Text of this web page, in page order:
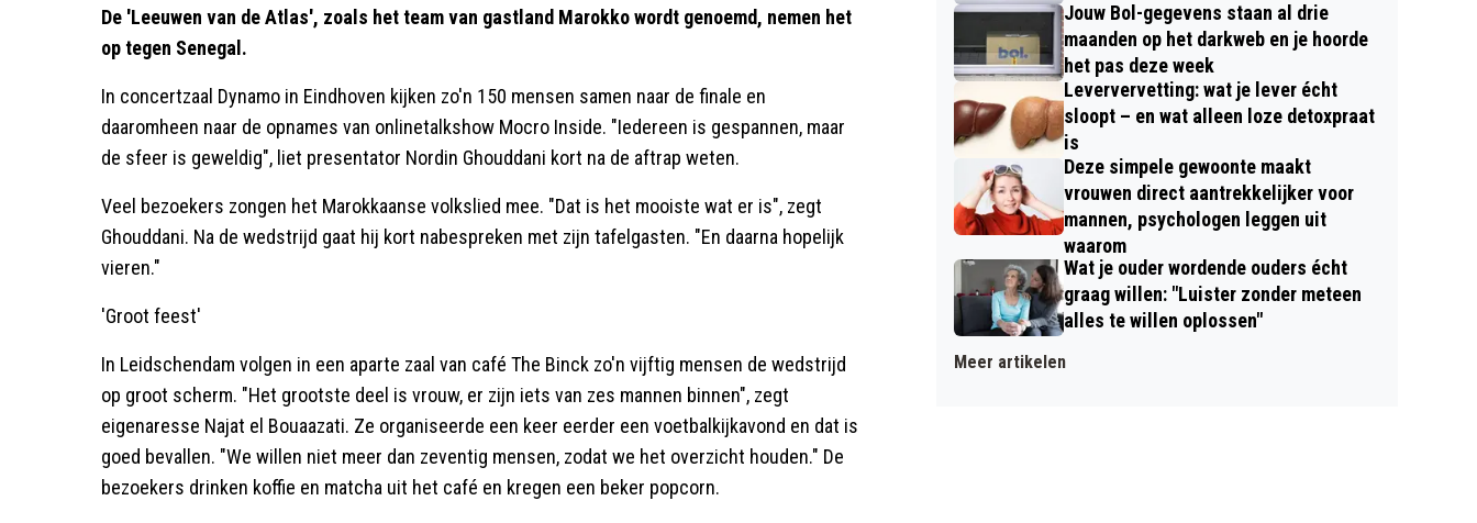
De 'Leeuwen van de Atlas', zoals het team van gastland Marokko wordt genoemd, nemen het
op tegen Senegal.
In concertzaal Dynamo in Eindhoven kijken zo'n 150 mensen samen naar de finale en
daaromheen naar de opnames van onlinetalkshow Mocro Inside. "Iedereen is gespannen, maar
de sfeer is geweldig", liet presentator Nordin Ghouddani kort na de aftrap weten.
Veel bezoekers zongen het Marokkaanse volkslied mee. "Dat is het mooiste wat er is", zegt
Ghouddani. Na de wedstrijd gaat hij kort nabespreken met zijn tafelgasten. "En daarna hopelijk
vieren."
'Groot feest'
In Leidschendam volgen in een aparte zaal van café The Binck zo'n vijftig mensen de wedstrijd
op groot scherm. "Het grootste deel is vrouw, er zijn iets van zes mannen binnen", zegt
eigenaresse Najat el Bouaazati. Ze organiseerde een keer eerder een voetbalkijkavond en dat is
goed bevallen. "We willen niet meer dan zeventig mensen, zodat we het overzicht houden." De
bezoekers drinken koffie en matcha uit het café en kregen een beker popcorn.
Jouw Bol-gegevens staan al drie
maanden op het darkweb en je hoorde
het pas deze week
Leververvetting: wat je lever écht
sloopt – en wat alleen loze detoxpraat
is
Deze simpele gewoonte maakt
vrouwen direct aantrekkelijker voor
mannen, psychologen leggen uit
waarom
Wat je ouder wordende ouders écht
graag willen: "Luister zonder meteen
alles te willen oplossen"
Meer artikelen